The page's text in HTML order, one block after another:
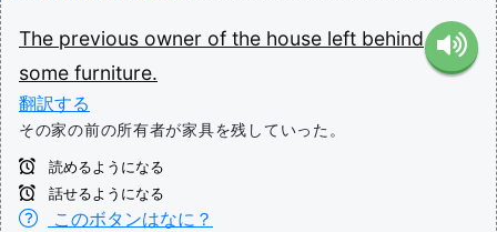
The previous owner of the house left behind
some furniture.
翻訳する
その家の前の所有者が家具を残していった。
読めるようになる
話せるようになる
このボタンはなに？